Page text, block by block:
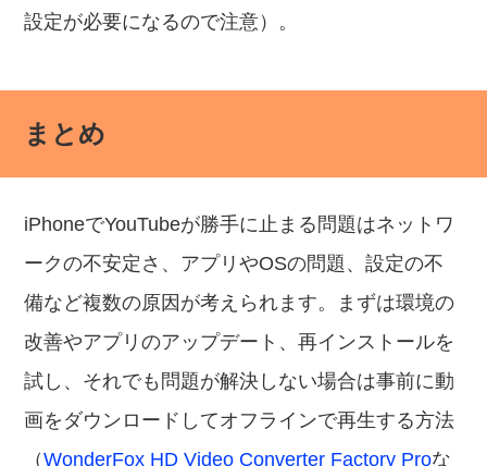
設定が必要になるので注意）。
まとめ
iPhoneでYouTubeが勝手に止まる問題はネットワ
ークの不安定さ、アプリやOSの問題、設定の不
備など複数の原因が考えられます。まずは環境の
改善やアプリのアップデート、再インストールを
試し、それでも問題が解決しない場合は事前に動
画をダウンロードしてオフラインで再生する方法
（WonderFox HD Video Converter Factory Proな